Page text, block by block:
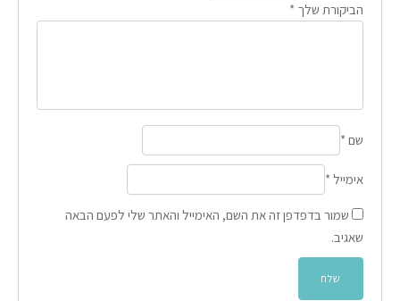
הביקורת שלך *
שם *
אימייל *
שמור בדפדפן זה את השם, האימייל והאתר שלי לפעם הבאה
שאגיב.